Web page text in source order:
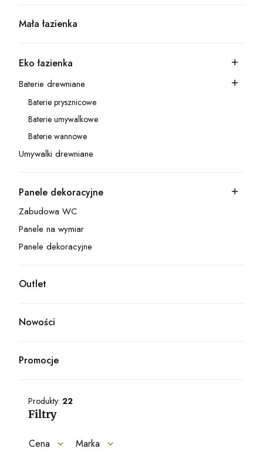
Kategoria - Mała łazienka
Mała łazienka
Kategoria - Eko łazienka
Eko łazienka
Kategoria - Baterie drewniane
Baterie drewniane
Kategoria - Baterie prysznicowe
Baterie prysznicowe
Kategoria - Baterie umywalkowe
Baterie umywalkowe
Kategoria - Baterie wannowe
Baterie wannowe
Kategoria - Umywalki drewniane
Umywalki drewniane
Kategoria - Panele dekoracyjne
Panele dekoracyjne
Kategoria - Zabudowa WC
Zabudowa WC
Kategoria - Panele na wymiar
Panele na wymiar
Kategoria - Panele dekoracyjne
Panele dekoracyjne
Kategoria - Outlet
Outlet
Nowości
Promocje
Produkty: 22
Filtry
Cena Marka